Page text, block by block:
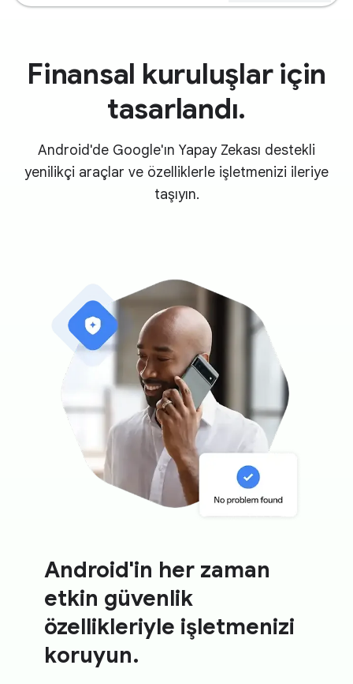
Finansal kuruluşlar için
tasarlandı.
Android'de Google'ın Yapay Zekası destekli
yenilikçi araçlar ve özelliklerle işletmenizi ileriye
taşıyın.
Android'in her zaman
etkin güvenlik
özellikleriyle işletmenizi
koruyun.